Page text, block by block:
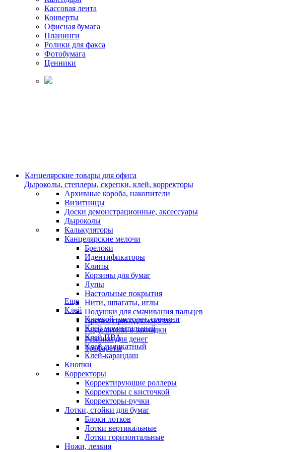
Кассовая лента
Конверты
Офисная бумага
Планинги
Ролики для факса
Фотобумага
Ценники
Канцелярские товары для офиса
Дыроколы, степлеры, скрепки, клей, корректоры
Архивные короба, накопители
Визитницы
Доски демонстрационные, аксессуары
Дыроколы
Калькуляторы
Канцелярские мелочи
Брелоки
Идентификаторы
Клипы
Корзины для бумаг
Лупы
Настольные покрытия
Нити, шпагаты, иглы
Подушки для смачивания пальцев
Прочие принадлежности
Разделители и закладки
Резинки для денег
Трафареты
Еще
Клей
Клеевой пистолет, стержни
Клей моментальный
Клей ПВА
Клей силикатный
Клей-карандаш
Кнопки
Корректоры
Корректирующие роллеры
Корректоры с кисточкой
Корректоры-ручки
Лотки, стойки для бумаг
Блоки лотков
Лотки вертикальные
Лотки горизонтальные
Ножи, лезвия